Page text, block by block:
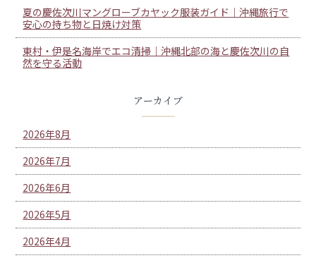
夏の慶佐次川マングローブカヤック服装ガイド｜沖縄旅行で
安心の持ち物と日焼け対策
東村・伊是名海岸でエコ清掃｜沖縄北部の海と慶佐次川の自
然を守る活動
アーカイブ
2026年8月
2026年7月
2026年6月
2026年5月
2026年4月